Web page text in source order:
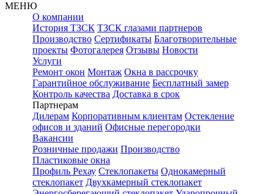
МЕНЮ
О компании
История ТЗСК ТЗСК глазами партнеров
Производство Сертификаты Благотворительные
проекты Фотогалерея Отзывы Новости
Услуги
Ремонт окон Монтаж Окна в рассрочку
Гарантийное обслуживание Бесплатный замер
Контроль качества Доставка в срок
Партнерам
Дилерам Корпоративным клиентам Остекление
офисов и зданий Офисные перегородки
Вакансии
Розничные продажи Производство
Пластиковые окна
Профиль Рехау Стеклопакеты Однокамерный
стеклопакет Двухкамерный стеклопакет